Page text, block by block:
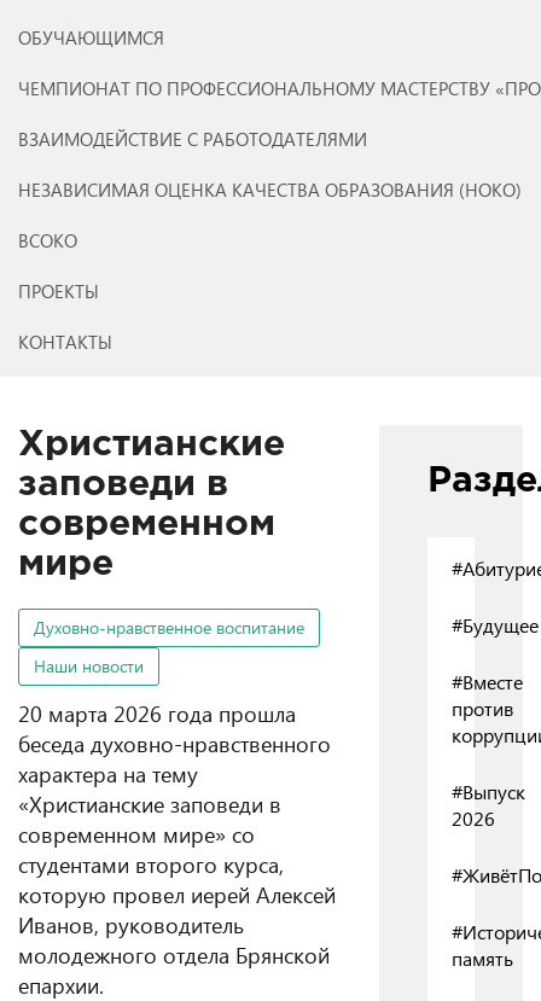
ОБУЧАЮЩИМСЯ
ЧЕМПИОНАТ ПО ПРОФЕССИОНАЛЬНОМУ МАСТЕРСТВУ
ВЗАИМОДЕЙСТВИЕ С РАБОТОДАТЕЛЯМИ
НЕЗАВИСИМАЯ ОЦЕНКА КАЧЕСТВА ОБРАЗОВАНИЯ (НОКО)
ВСОКО
ПРОЕКТЫ
КОНТАКТЫ
Христианские
заповеди в
современном
мире
Духовно-нравственное воспитание
Наши новости
20 марта 2026 года прошла
беседа духовно-нравственного
характера на тему
«Христианские заповеди в
современном мире» со
студентами второго курса,
которую провел иерей Алексей
Иванов, руководитель
молодежного отдела Брянской
епархии.
#Будущее
#Вместе
против
#Выпуск
2026
память